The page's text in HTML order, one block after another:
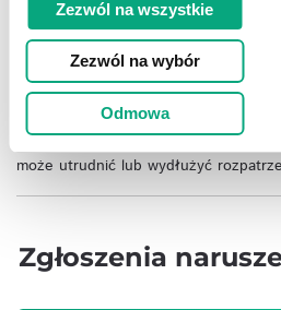
Zezwól na wszystkie
Zezwól na wybór
Odmowa
informowanie o wypadkach lub
bezpieczeństwem przy używaniu
pod adresem safety@action.pl
Celem ułatwienia rozpatrzenia
zdarzenia, opis urządzenia, datę/
wskazanie danych kontaktowych do
Wskazanie ww. danych nie jest
może utrudnić lub wydłużyć
Zgłoszenia